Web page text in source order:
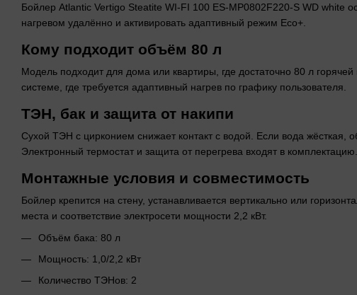
Бойлер Atlantic Vertigo Steatite WI-FI 100 ES-MP0802F220-S WD
нагревом удалённо и активировать адаптивный режим Eco+.
Кому подходит объём 80 л
Модель подходит для дома или квартиры, где достаточно 80 л
системе, где требуется адаптивный нагрев по графику пользователя.
ТЭН, бак и защита от накипи
Сухой ТЭН с цирконием снижает контакт с водой. Если вода жёсткая,
Электронный термостат и защита от перегрева входят в комплектацию.
Монтажные условия и совместимость
Бойлер крепится на стену, устанавливается вертикально или
места и соответствие электросети мощности 2,2 кВт.
Объём бака: 80 л
Мощность: 1,0/2,2 кВт
Количество ТЭНов: 2